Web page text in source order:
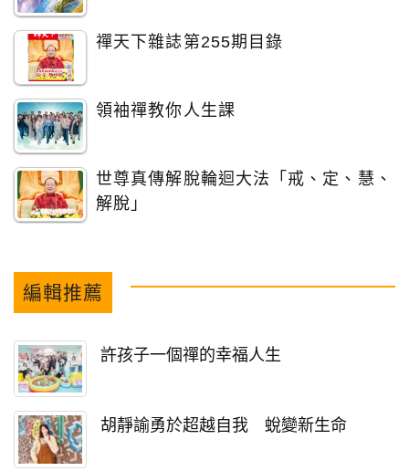
禪天下雜誌第255期目錄
領袖禪教你人生課
世尊真傳解脫輪迴大法「戒、定、慧、
解脫」
編輯推薦
許孩子一個禪的幸福人生
胡靜諭勇於超越自我 蛻變新生命